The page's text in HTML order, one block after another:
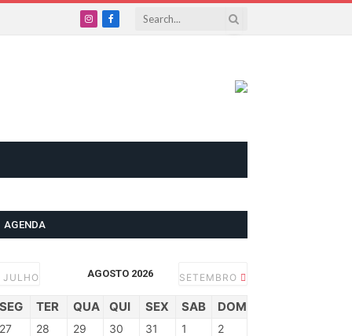
InstagramFacebook
AGENDA
JULHO AGOSTO 2026 SETEMBRO
SEG TER QUA QUI SEX SAB DOM
27 28 29 30 31 1 2